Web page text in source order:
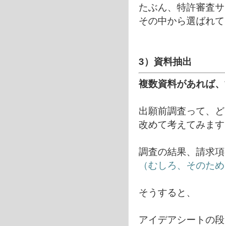
たぶん、特許審査
その中から選ばれ
3）資料抽出
複数資料があれば
出願前調査って、
改めて考えてみま
調査の結果、請求
（むしろ、そのた
そうすると、
アイデアシートの